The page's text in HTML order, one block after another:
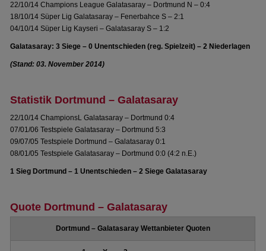
22/10/14 Champions League Galatasaray – Dortmund N – 0:4
18/10/14 Süper Lig Galatasaray – Fenerbahce S – 2:1
04/10/14 Süper Lig Kayseri – Galatasaray S – 1:2
Galatasaray: 3 Siege – 0 Unentschieden (reg. Spielzeit) – 2 Niederlagen
(Stand: 03. November 2014)
Statistik Dortmund – Galatasaray
22/10/14 ChampionsL Galatasaray – Dortmund 0:4
07/01/06 Testspiele Galatasaray – Dortmund 5:3
09/07/05 Testspiele Dortmund – Galatasaray 0:1
08/01/05 Testspiele Galatasaray – Dortmund 0:0 (4:2 n.E.)
1 Sieg Dortmund – 1 Unentschieden – 2 Siege Galatasaray
Quote Dortmund – Galatasaray
Dortmund – Galatasaray Wettanbieter Quoten